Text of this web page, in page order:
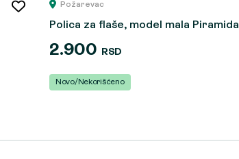
Požarevac
Polica za flaše, model mala Piramida
2.900 RSD
Novo/Nekorišćeno